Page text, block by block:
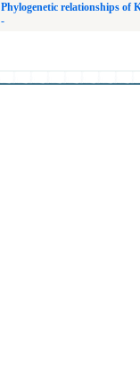
Phylogenetic relationships of
-